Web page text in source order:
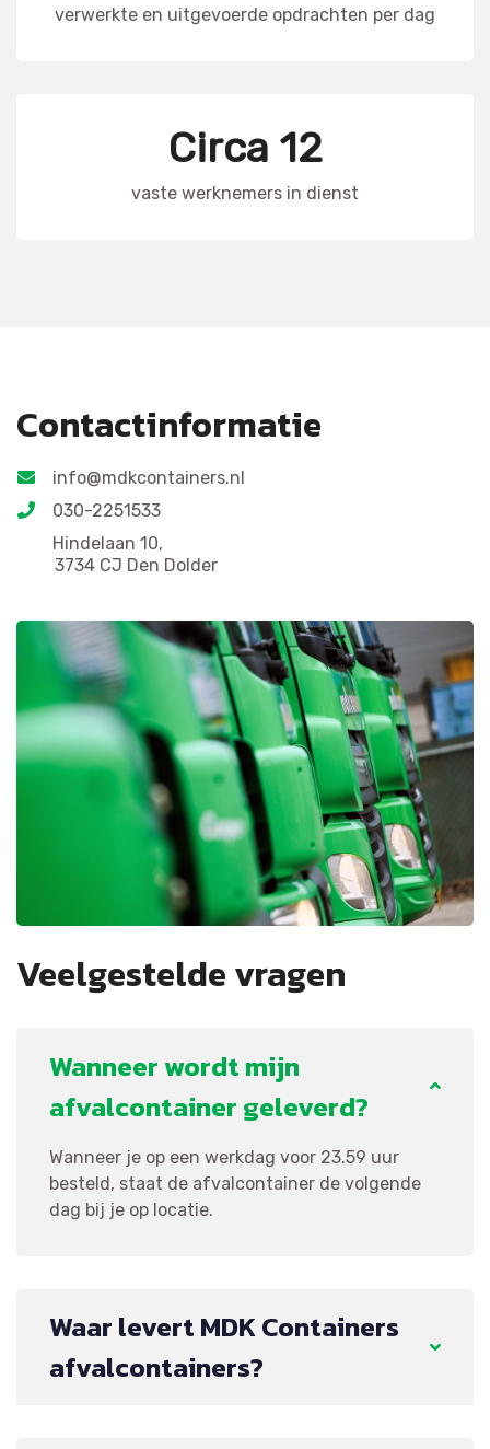
verwerkte en uitgevoerde opdrachten per dag
Circa 12
vaste werknemers in dienst
Contactinformatie
info@mdkcontainers.nl
030-2251533
Hindelaan 10,
3734 CJ Den Dolder
Veelgestelde vragen
Wanneer wordt mijn
afvalcontainer geleverd?
Wanneer je op een werkdag voor 23.59 uur
besteld, staat de afvalcontainer de volgende
dag bij je op locatie.
Waar levert MDK Containers
afvalcontainers?